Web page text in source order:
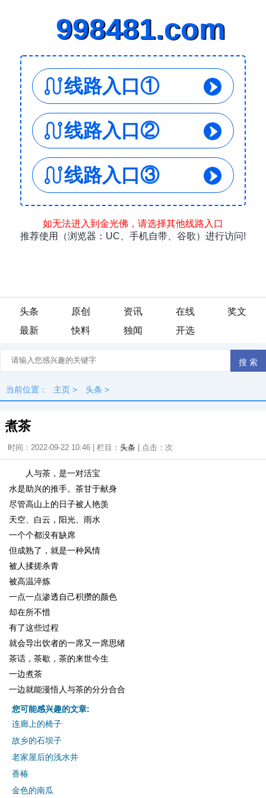
头条 原创 资讯 在线
奖文
最新
快料 独闻 开选
当前位置： 主页 > 头条 >
煮茶
时间：2022-09-22 10:46 | 栏目： 头条 | 点击： 次
人与茶，是一对活宝
水是助兴的推手。茶甘于献身
尽管高山上的日子被人艳羡
天空、白云，阳光、雨水
一个个都没有缺席
但成熟了，就是一种风情
被人揉搓杀青
被高温淬炼
一点一点渗透自己积攒的颜色
却在所不惜
有了这些过程
就会导出饮者的一席又一席思绪
茶话，茶歇，茶的来世今生
一边煮茶
一边就能漫悟人与茶的分分合合
您可能感兴趣的文章:
连廊上的椅子
故乡的石坝子
老家屋后的浅水井
香椿
金色的南瓜